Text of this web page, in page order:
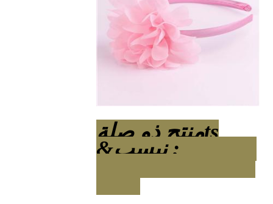
منتج ذو صلةts
&نبسب ;